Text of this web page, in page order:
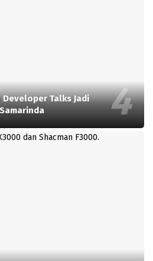
Talks Jadi